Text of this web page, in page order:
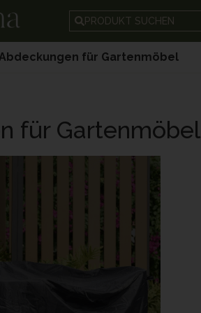
PRODUKT SUCHEN
für Gartenmöbel
für Gartenmöbel